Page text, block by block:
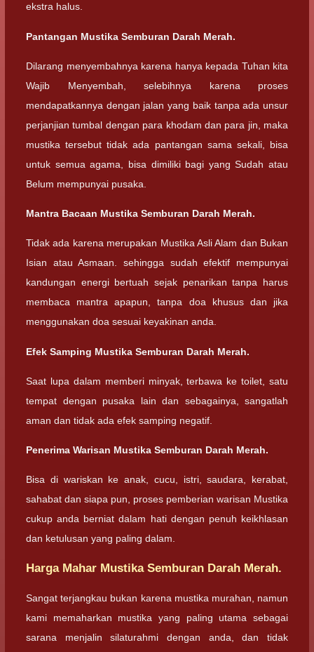
ekstra halus.
Pantangan Mustika Semburan Darah Merah.
Dilarang menyembahnya karena hanya kepada Tuhan kita
Wajib Menyembah, selebihnya karena proses
mendapatkannya dengan jalan yang baik tanpa ada unsur
perjanjian tumbal dengan para khodam dan para jin, maka
mustika tersebut tidak ada pantangan sama sekali, bisa
untuk semua agama, bisa dimiliki bagi yang Sudah atau
Belum mempunyai pusaka.
Mantra Bacaan Mustika Semburan Darah Merah.
Tidak ada karena merupakan Mustika Asli Alam dan Bukan
Isian atau Asmaan. sehingga sudah efektif mempunyai
kandungan energi bertuah sejak penarikan tanpa harus
membaca mantra apapun, tanpa doa khusus dan jika
menggunakan doa sesuai keyakinan anda.
Efek Samping Mustika Semburan Darah Merah.
Saat lupa dalam memberi minyak, terbawa ke toilet, satu
tempat dengan pusaka lain dan sebagainya, sangatlah
aman dan tidak ada efek samping negatif.
Penerima Warisan Mustika Semburan Darah Merah.
Bisa di wariskan ke anak, cucu, istri, saudara, kerabat,
sahabat dan siapa pun, proses pemberian warisan Mustika
cukup anda berniat dalam hati dengan penuh keikhlasan
dan ketulusan yang paling dalam.
Harga Mahar Mustika Semburan Darah Merah.
Sangat terjangkau bukan karena mustika murahan, namun
kami memaharkan mustika yang paling utama sebagai
sarana menjalin silaturahmi dengan anda, dan tidak